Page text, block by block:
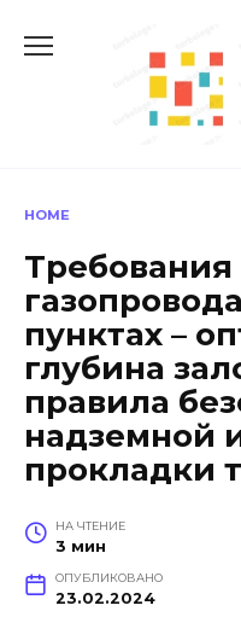
HOME
пунктах –
глубина
правила
надземной
прокладки
НА ЧТЕНИЕ
3 мин
ОПУБЛИКОВАНО
23.02.2024